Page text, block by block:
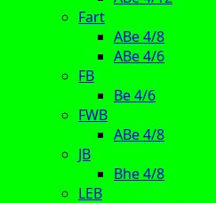
Fart
ABe 4/8
ABe 4/6
FB
Be 4/6
FWB
ABe 4/8
JB
Bhe 4/8
LEB